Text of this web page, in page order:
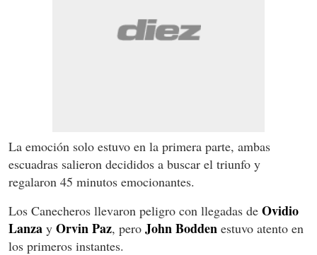
La emoción solo estuvo en la primera parte, ambas
escuadras salieron decididos a buscar el triunfo y
regalaron 45 minutos emocionantes.
Los Canecheros llevaron peligro con llegadas de Ovidio
Lanza y Orvin Paz, pero John Bodden estuvo atento en
los primeros instantes.